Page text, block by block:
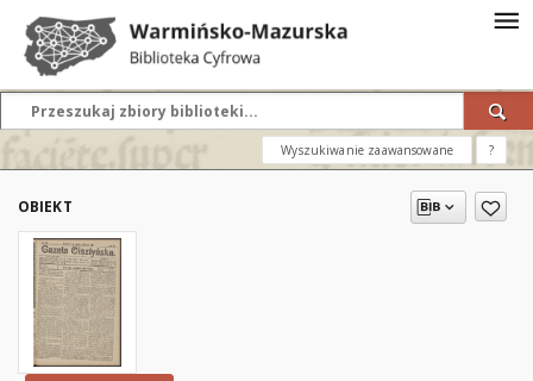
Wyszukiwanie zaawansowane ?
OBIEKT